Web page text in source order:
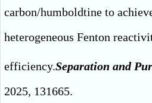
carbon/humboldtine to
heterogeneous Fenton
efficiency.Separation and
2025, 131665.